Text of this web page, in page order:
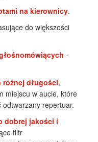
na kierownicy.
do większości
-
długości,
miejscu w aucie, które
repertuar.
dobrej jakości i
filtr